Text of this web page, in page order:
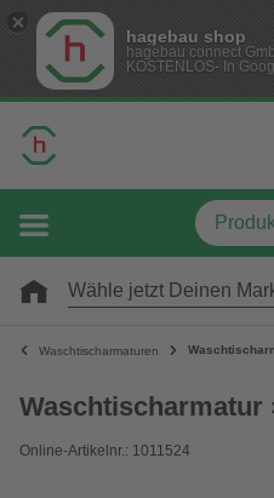
hagebau shop
hagebau connect
KOSTENLOS- In
Wähle jetzt Deinen
Waschtischarmaturen
Waschtischarmatur
Online-Artikelnr.: 1011524